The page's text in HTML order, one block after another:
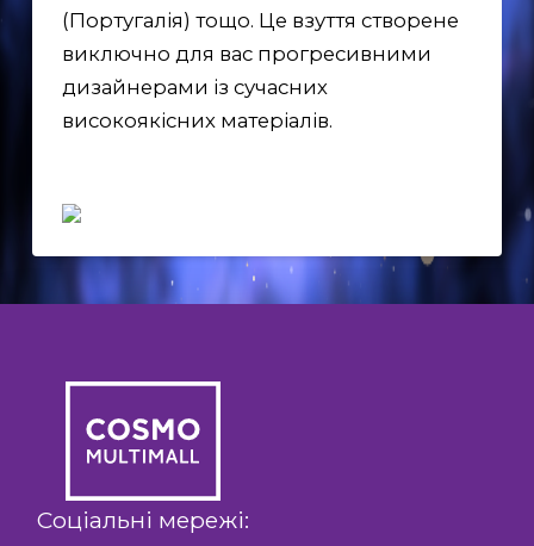
(Португалія) тощо. Це взуття створене
виключно для вас прогресивними
дизайнерами із сучасних
високоякісних матеріалів.
Соціальні мережі:
UK